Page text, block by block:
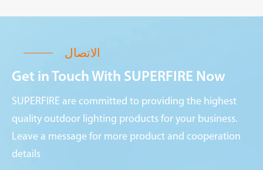
الاتصال
Get in Touch With SUPERFIRE Now
SUPERFIRE are committed to providing the highest
quality outdoor lighting products for your business.
Leave a message for more product and cooperation
details